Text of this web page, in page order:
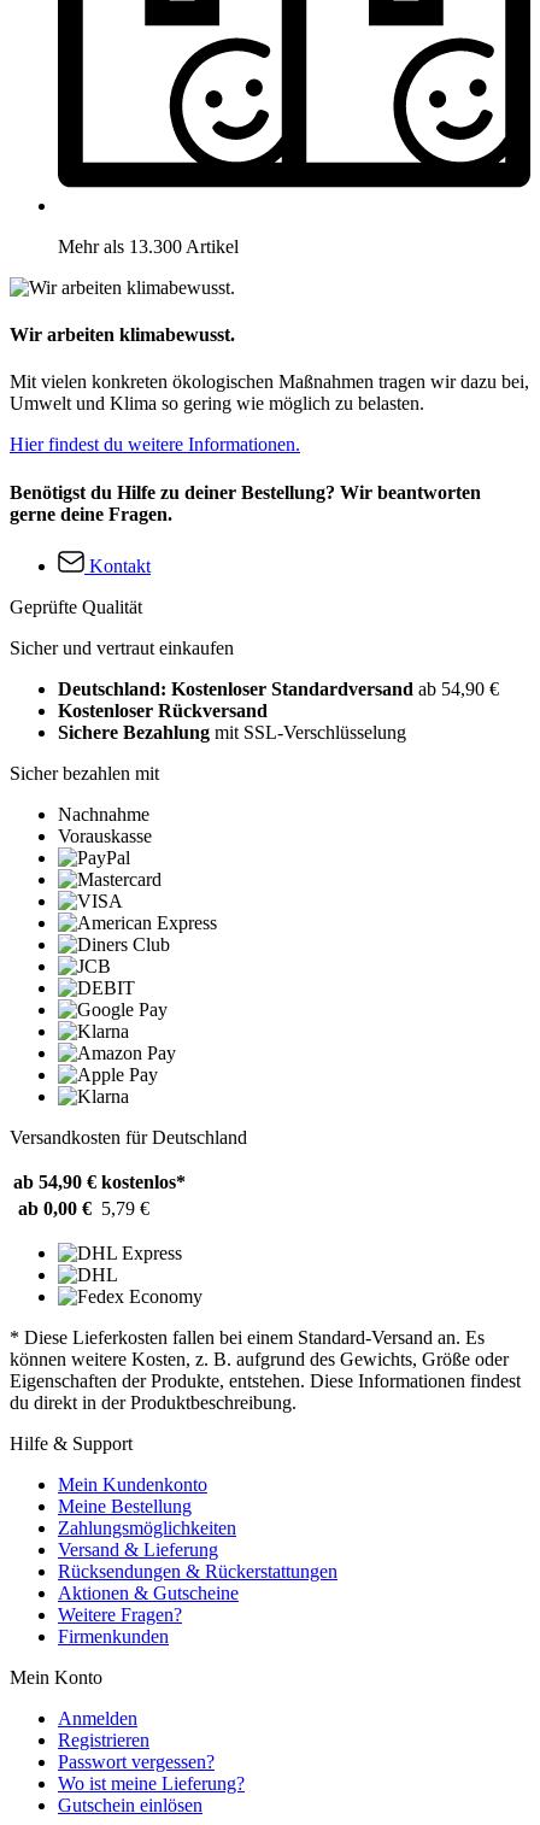
Mehr als 13.300 Artikel
Wir arbeiten klimabewusst.
Mit vielen konkreten ökologischen Maßnahmen tragen wir dazu bei,
Umwelt und Klima so gering wie möglich zu belasten.
Hier findest du weitere Informationen.
Benötigst du Hilfe zu deiner Bestellung? Wir beantworten
gerne deine Fragen.
Kontakt
Geprüfte Qualität
Sicher und vertraut einkaufen
Deutschland: Kostenloser Standardversand ab 54,90 €
Kostenloser Rückversand
Sichere Bezahlung mit SSL-Verschlüsselung
Sicher bezahlen mit
Nachnahme
Vorauskasse
Versandkosten für Deutschland
ab 54,90 € kostenlos*
ab 0,00 € 5,79 €
* Diese Lieferkosten fallen bei einem Standard-Versand an. Es
können weitere Kosten, z. B. aufgrund des Gewichts, Größe oder
Eigenschaften der Produkte, entstehen. Diese Informationen findest
du direkt in der Produktbeschreibung.
Hilfe & Support
Mein Kundenkonto
Meine Bestellung
Zahlungsmöglichkeiten
Versand & Lieferung
Rücksendungen & Rückerstattungen
Aktionen & Gutscheine
Weitere Fragen?
Firmenkunden
Mein Konto
Anmelden
Registrieren
Passwort vergessen?
Wo ist meine Lieferung?
Gutschein einlösen